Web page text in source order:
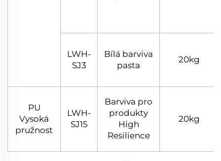
LWH-
SJ3
Bílá barviva
pasta
20kg
PU
Vysoká
pružnost
LWH-
SJ15
Barviva pro
produkty
High
Resilience
20kg